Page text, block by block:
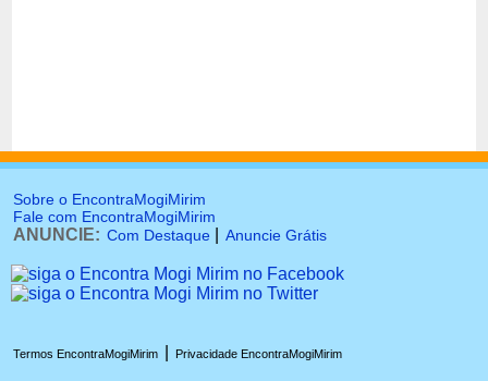
Sobre o EncontraMogiMirim
Fale com EncontraMogiMirim
ANUNCIE: Com Destaque Anuncie Grátis
Termos EncontraMogiMirim Privacidade EncontraMogiMirim